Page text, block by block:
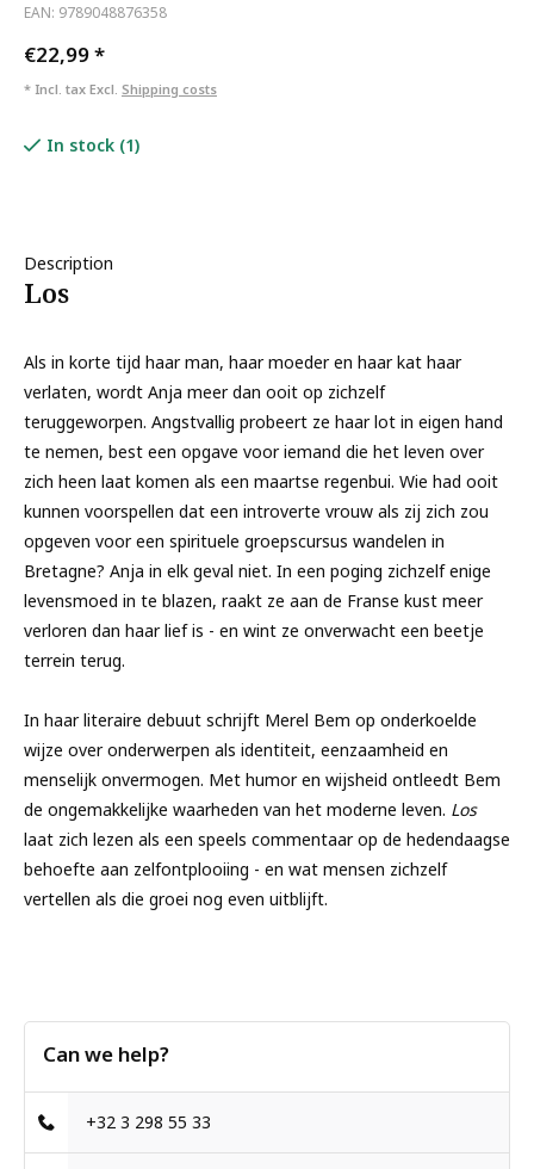
EAN: 9789048876358
€22,99*
* Incl. tax Excl. Shipping costs
In stock (1)
Description
Los
Als in korte tijd haar man, haar moeder en haar kat haar
verlaten, wordt Anja meer dan ooit op zichzelf
teruggeworpen. Angstvallig probeert ze haar lot in eigen hand
te nemen, best een opgave voor iemand die het leven over
zich heen laat komen als een maartse regenbui. Wie had ooit
kunnen voorspellen dat een introverte vrouw als zij zich zou
opgeven voor een spirituele groepscursus wandelen in
Bretagne? Anja in elk geval niet. In een poging zichzelf enige
levensmoed in te blazen, raakt ze aan de Franse kust meer
verloren dan haar lief is - en wint ze onverwacht een beetje
terrein terug.
In haar literaire debuut schrijft Merel Bem op onderkoelde
wijze over onderwerpen als identiteit, eenzaamheid en
menselijk onvermogen. Met humor en wijsheid ontleedt Bem
de ongemakkelijke waarheden van het moderne leven. Los
laat zich lezen als een speels commentaar op de hedendaagse
behoefte aan zelfontplooiing - en wat mensen zichzelf
vertellen als die groei nog even uitblijft.
Can we help?
+32 3 298 55 33